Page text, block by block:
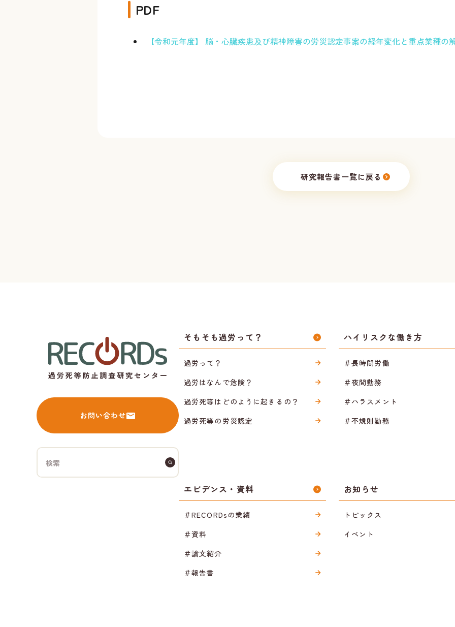
PDF
【令和元年度】 脳・心臓疾患及び精神障害の労災認定事案の経年変化と重点業種の
研究報告書一覧に戻る
そもそも過労って？
過労って？
過労はなんで危険？
過労死等はどのように起きるの？
過労死等の労災認定
ハイリスクな働き方
＃長時間労働
＃夜間勤務
＃ハラスメント
＃不規則勤務
エビデンス・資料
＃RECORDsの業績
＃資料
＃論文紹介
＃報告書
お知らせ
トピックス
イベント
お問い合わせ